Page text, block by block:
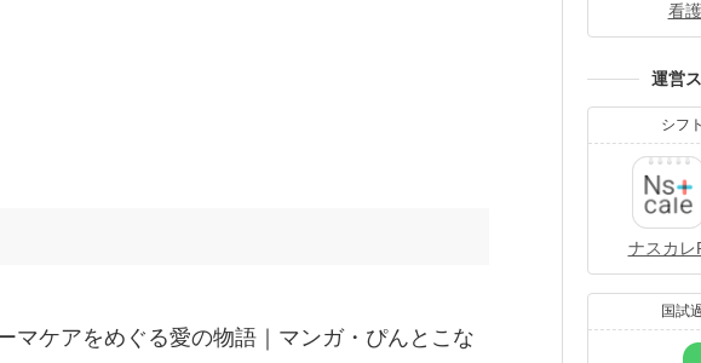
マケアをめぐる愛の物語｜マンガ・ぴんとこな
看
運営
シフ
ナスカレ
国試